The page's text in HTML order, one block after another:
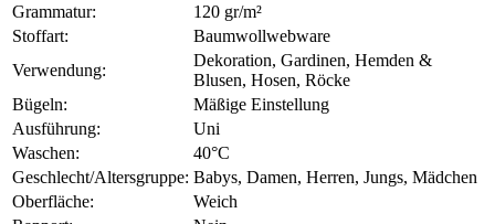
Grammatur:
120 gr/m²
Stoffart:
Baumwollwebware
Verwendung:
Dekoration, Gardinen, Hemden &
Blusen, Hosen, Röcke
Bügeln:
Mäßige Einstellung
Ausführung:
Uni
Waschen:
40°C
Geschlecht/Altersgruppe: Babys, Damen, Herren, Jungs, Mädchen
Oberfläche:
Weich